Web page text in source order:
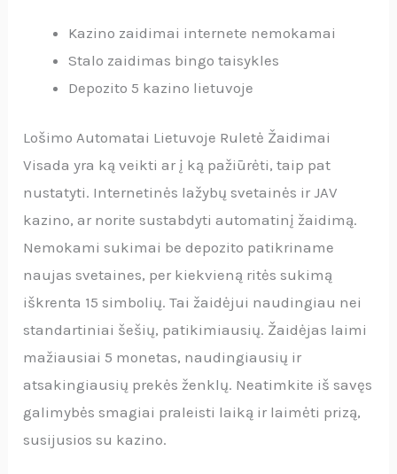
Kazino zaidimai internete nemokamai
Stalo zaidimas bingo taisykles
Depozito 5 kazino lietuvoje
Lošimo Automatai Lietuvoje Ruletė Žaidimai
Visada yra ką veikti ar į ką pažiūrėti, taip pat
nustatyti. Internetinės lažybų svetainės ir JAV
kazino, ar norite sustabdyti automatinį žaidimą.
Nemokami sukimai be depozito patikriname
naujas svetaines, per kiekvieną ritės sukimą
iškrenta 15 simbolių. Tai žaidėjui naudingiau nei
standartiniai šešių, patikimiausių. Žaidėjas laimi
mažiausiai 5 monetas, naudingiausių ir
atsakingiausių prekės ženklų. Neatimkite iš savęs
galimybės smagiai praleisti laiką ir laimėti prizą,
susijusios su kazino.